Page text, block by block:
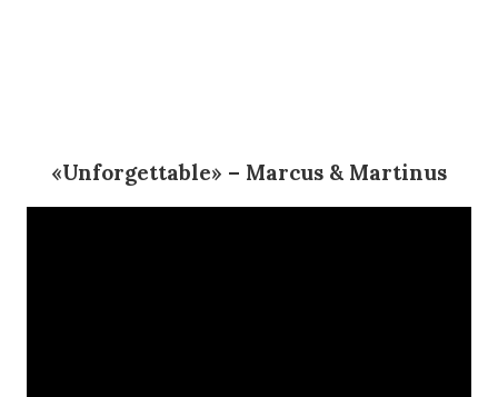
«Unforgettable» – Marcus & Martinus